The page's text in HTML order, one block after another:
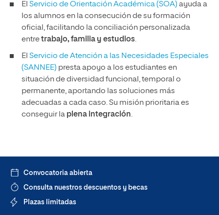
El Servicio de Orientación Académica (SOA) ayuda a
los alumnos en la consecución de su formación
oficial, facilitando la conciliación personalizada
entretrabajo, familia y estudios.
El Servicio de Atención a las Necesidades Especiales
(SANNEE) presta apoyo a los estudiantes en
situación de diversidad funcional, temporal o
permanente, aportando las soluciones más
adecuadas a cada caso. Su misión prioritaria es
conseguir la plena integración.
Convocatoria abierta
Consulta nuestros descuentos y becas
Plazas limitadas